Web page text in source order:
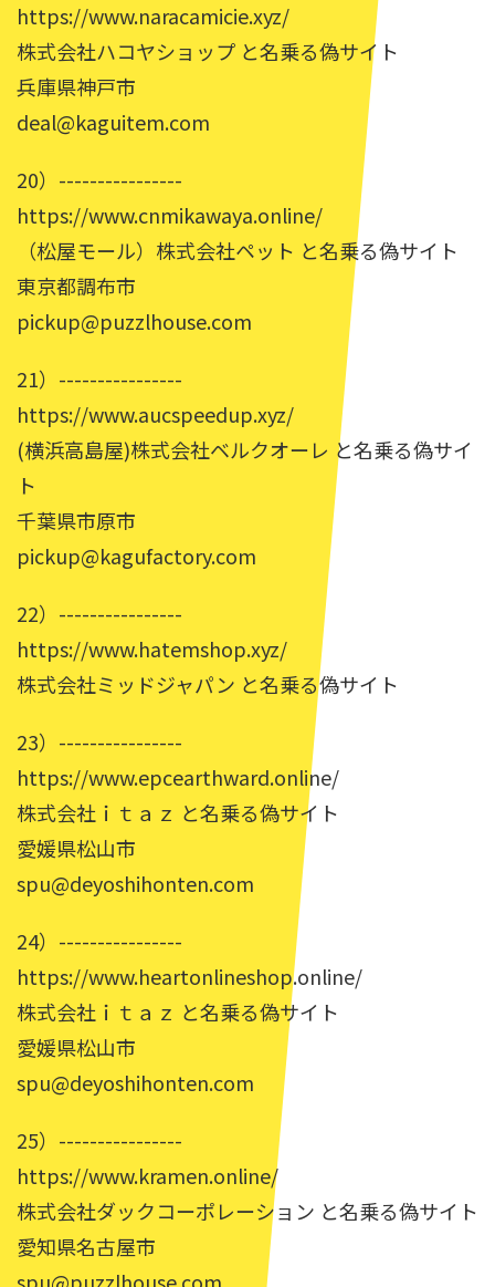
https://www.naracamicie.xyz/
株式会社ハコヤショップ と名乗る偽サイト
兵庫県神戸市
deal@kaguitem.com
20）----------------
https://www.cnmikawaya.online/
（松屋モール）株式会社ペット と名乗る偽サイト
東京都調布市
pickup@puzzlhouse.com
21）----------------
https://www.aucspeedup.xyz/
(横浜高島屋)株式会社ベルクオーレ と名乗る偽サイ
ト
千葉県市原市
pickup@kagufactory.com
22）----------------
https://www.hatemshop.xyz/
株式会社ミッドジャパン と名乗る偽サイト
23）----------------
https://www.epcearthward.online/
株式会社ｉｔａｚ と名乗る偽サイト
愛媛県松山市
spu@deyoshihonten.com
24）----------------
https://www.heartonlineshop.online/
株式会社ｉｔａｚ と名乗る偽サイト
愛媛県松山市
spu@deyoshihonten.com
25）----------------
https://www.kramen.online/
株式会社ダックコーポレーション と名乗る偽サイト
愛知県名古屋市